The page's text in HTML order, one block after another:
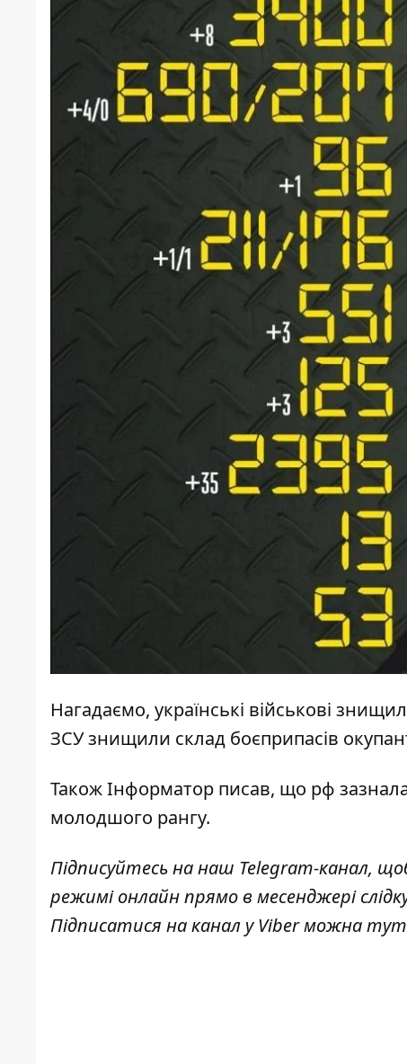
Нагадаємо, українські військові
ЗСУзнищили склад боєприпасів
ТакожІнформатор писав, що рф
молодшого рангу.
Підписуйтесь на наш Telegram-канал,
режимі онлайн прямо в месенджері
Підписатися на канал у Viber можнатут